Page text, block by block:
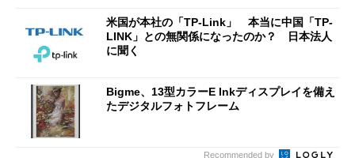
米国が本社の「TP-Link」 本当に中国「TP-
LINK」との無関係になったのか？ 日本法人
に聞く
Bigme、13型カラーE Inkディスプレイを備え
たデジタルフォトフレーム
Recommended by